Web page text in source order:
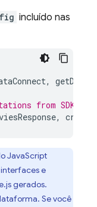
incluído nas
,
from SDK
,
JavaScript
e
gerados.
Se você